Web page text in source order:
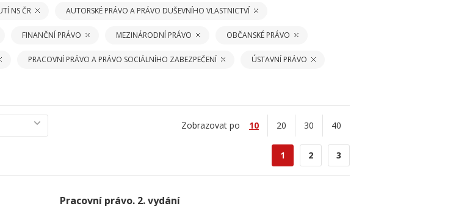
NS ČR AUTORSKÉ PRÁVO A PRÁVO DUŠEVNÍHO VLASTNICTVÍ
FINANČNÍ PRÁVO MEZINÁRODNÍ PRÁVO OBČANSKÉ PRÁVO
PRACOVNÍ PRÁVO A PRÁVO SOCIÁLNÍHO ZABEZPEČENÍ ÚSTAVNÍ PRÁVO
Zobrazovat po 10 20 30 40
1 2 3
Pracovní právo. 2. vydání